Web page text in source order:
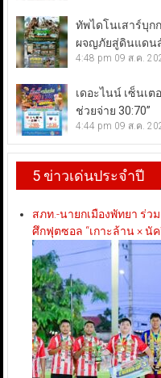
ทัพไดโนเสาร์บุก
ผจญภัยสู่ดินแดน
4:48 pm 09 ส.ค.
เดอะไนน์ เซ็นเ
ช่วยจ่าย 30:70”
4:44 pm 09 ส.ค.
5 ข่าวเด่นประจำปี
สภท.-นายกเมืองพัทยา ร่
ศึกฟุตซอล “เกาะล้าน × นัค